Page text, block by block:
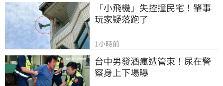
「小飛機」失控撞民宅！肇事
玩家疑落跑了
1小時前
台中男發酒瘋遭管束！尿在警
察身上下場曝